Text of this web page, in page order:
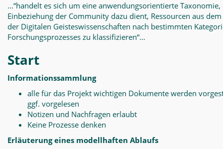
…“handelt es sich um eine anwendungsorientierte
Einbeziehung der Community dazu dient, Ressourcen aus
der Digitalen Geisteswissenschaften nach bestimmten
Forschungsprozesses zu klassifizieren“…
Start
Informationssammlung
alle für das Projekt wichtigen Dokumente werden
ggf. vorgelesen
Notizen und Nachfragen erlaubt
Keine Prozesse denken
Erläuterung eines modellhaften Ablaufs